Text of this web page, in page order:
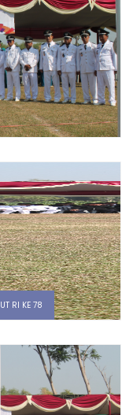
RI KE 78